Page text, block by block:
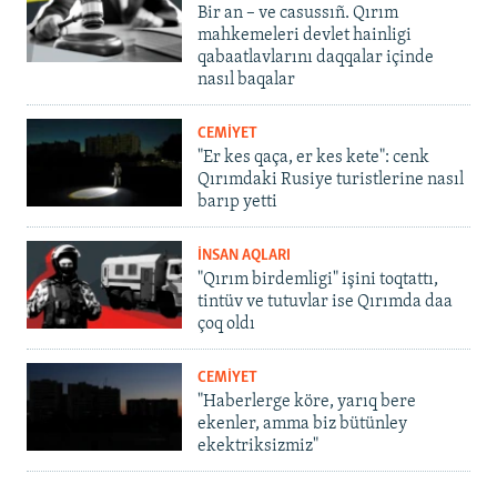
Bir an – ve casussıñ. Qırım
mahkemeleri devlet hainligi
qabaatlavlarını daqqalar içinde
nasıl baqalar
CEMİYET
"Er kes qaça, er kes kete": cenk
Qırımdaki Rusiye turistlerine nasıl
barıp yetti
İNSAN AQLARI
"Qırım birdemligi" işini toqtattı,
tintüv ve tutuvlar ise Qırımda daa
çoq oldı
CEMİYET
"Haberlerge köre, yarıq bere
ekenler, amma biz bütünley
ekektriksizmiz"